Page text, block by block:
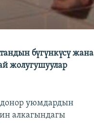
бүгүнкүсү жана
жолугушуулар
донор уюмдардын
алкагындагы